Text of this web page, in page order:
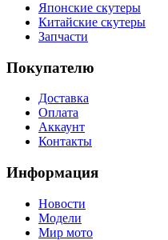
Японские скутеры
Китайские скутеры
Запчасти
Покупателю
Доставка
Оплата
Аккаунт
Контакты
Информация
Новости
Модели
Мир мото